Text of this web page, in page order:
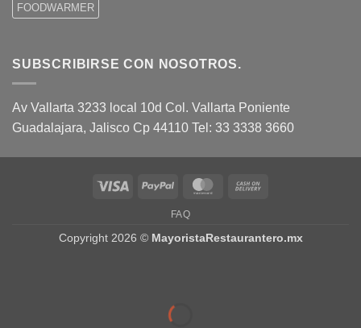
FOODWARMER
SUBSCRIBIRSE CON NOSOTROS.
Av Vallarta 3233 local 10d Col. Vallarta Poniente
Guadalajara, Jalisco Cp 44110 Tel: 33 3338 3660
Visa PayPal MasterCard
FAQ
Copyright 2026 © MayoristaRestaurantero.mx